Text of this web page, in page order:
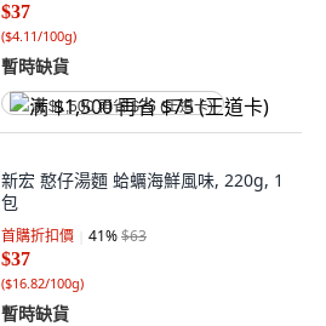
$37
($4.11/100g)
暫時缺貨
满 $1,500 再省 $75 (王道卡)
新宏 憨仔湯麵 蛤蠣海鮮風味, 220g, 1
包
首購折扣價 41%$63
$37
($16.82/100g)
暫時缺貨